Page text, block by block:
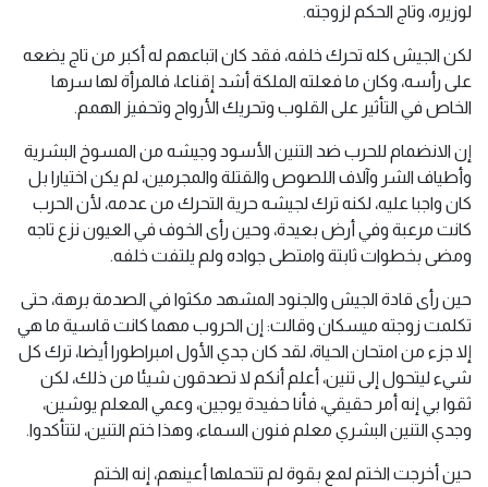
لوزيره، وتاج الحكم لزوجته.
لكن الجيش كله تحرك خلفه، فقد كان اتباعهم له أكبر من تاج يضعه
على رأسه، وكان ما فعلته الملكة أشد إقناعا، فالمرأة لها سرها
الخاص في التأثير على القلوب وتحريك الأرواح وتحفيز الهمم.
إن الانضمام للحرب ضد التنين الأسود وجيشه من المسوخ البشرية
وأطياف الشر وآلاف اللصوص والقتلة والمجرمين، لم يكن اختيارا بل
كان واجبا عليه، لكنه ترك لجيشه حرية التحرك من عدمه، لأن الحرب
كانت مرعبة وفي أرض بعيدة، وحين رأى الخوف في العيون نزع تاجه
ومضى بخطوات ثابتة وامتطى جواده ولم يلتفت خلفه.
حين رأى قادة الجيش والجنود المشهد مكثوا في الصدمة برهة، حتى
تكلمت زوجته ميسكان وقالت: إن الحروب مهما كانت قاسية ما هي
إلا جزء من امتحان الحياة، لقد كان جدي الأول امبراطورا أيضا، ترك كل
شيء ليتحول إلى تنين، أعلم أنكم لا تصدقون شيئا من ذلك، لكن
ثقوا بي إنه أمر حقيقي، فأنا حفيدة يوجين، وعمي المعلم يوشين،
وجدي التنين البشري معلم فنون السماء، وهذا ختم التنين، لتتأكدوا.
حين أخرجت الختم لمع بقوة لم تتحملها أعينهم، إنه الختم